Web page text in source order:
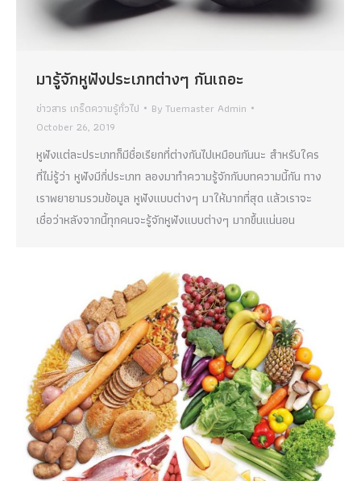
มารู้จักหูฟังประเภทต่างๆ กันเถอะ
ข่าวสาร เกร็ดความรู้ทั่วไป ByTuemaster Admin
October 26, 2019
หูฟังแต่ละประเภทก็มีชื่อเรียกที่ต่างกันไปเหมือนกันนะ สำหรับใคร
ที่ไม่รู้ว่า หูฟังมีกี่ประเภท ลองมาทำความรู้จักกับบทความนี้กัน ทาง
เราพยายามรวมข้อมูล หูฟังแบบต่างๆ มาให้มากที่สุด แล้วเราจะ
เชื่อว่าหลังจากนี้ทุกคนจะรู้จักหูฟังแบบต่างๆ มากขึ้นแน่นอน